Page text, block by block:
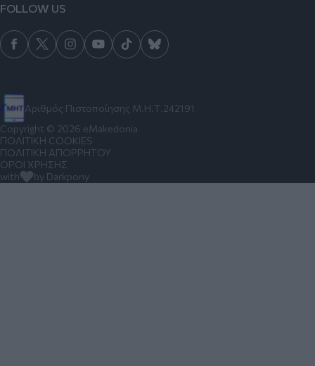
Αριθμός Πιστοποίησης Μ.Η.Τ.242191
FOLLOW US
Copyright © 2026 eMakedonia
ΠΟΛΙΤΙΚΗ COOKIES
ΠΟΛΙΤΙΚΗ ΑΠΟΡΡΗΤΟΥ
ΟΡΟΙ ΧΡΗΣΗΣ
with
by Darkpony